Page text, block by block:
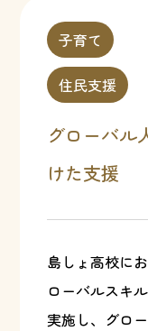
子育て
住民支援
グローバル
けた支援
島しょ高校に
ローバルスキ
実施し、グロ